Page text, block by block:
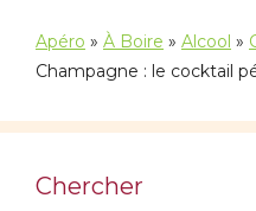
Apéro » À Boire » Alcool »
Champagne : le cocktail
Chercher